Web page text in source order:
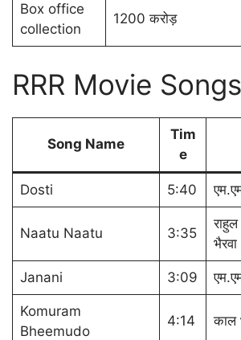
Box office
collection
1200 करोड़
RRR Movie
Song Name
Tim
e
Dosti 5:40
Naatu Naatu 3:35
भैरवा
Janani 3:09
Komuram
Bheemudo
4:14 काल